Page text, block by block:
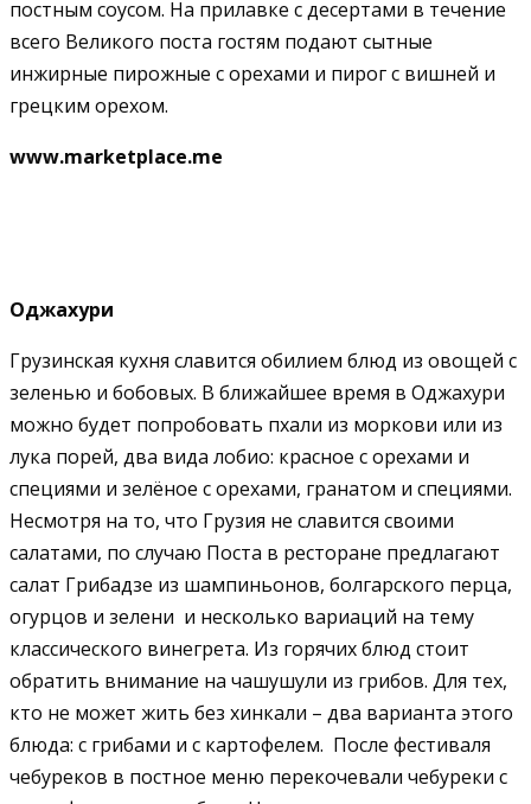
постным соусом. На прилавке с десертами в течение
всего Великого поста гостям подают сытные
инжирные пирожные с орехами и пирог с вишней и
грецким орехом.
www.marketplace.me
Оджахури
Грузинская кухня славится обилием блюд из овощей с
зеленью и бобовых. В ближайшее время в Оджахури
можно будет попробовать пхали из моркови или из
лука порей, два вида лобио: красное с орехами и
специями и зелёное с орехами, гранатом и специями.
Несмотря на то, что Грузия не славится своими
салатами, по случаю Поста в ресторане предлагают
салат Грибадзе из шампиньонов, болгарского перца,
огурцов и зелени и несколько вариаций на тему
классического винегрета. Из горячих блюд стоит
обратить внимание на чашушули из грибов. Для тех,
кто не может жить без хинкали – два варианта этого
блюда: с грибами и с картофелем. После фестиваля
чебуреков в постное меню перекочевали чебуреки с